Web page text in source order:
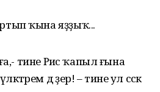
ҡына яҙҙыҡ...
тине Рәис ҡапыл ғына
дә әҙер! – тине ул сәскә